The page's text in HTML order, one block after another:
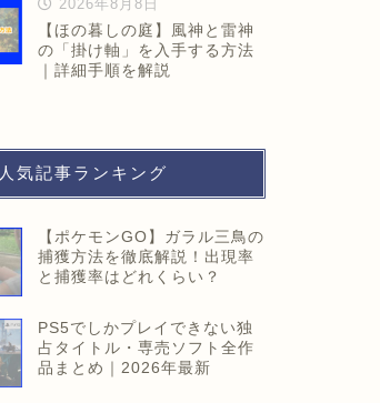
2026年8月8日
【ほの暮しの庭】風神と雷神
の「掛け軸」を入手する方法
｜詳細手順を解説
人気記事ランキング
【ポケモンGO】ガラル三鳥の
捕獲方法を徹底解説！出現率
と捕獲率はどれくらい？
PS5でしかプレイできない独
占タイトル・専売ソフト全作
品まとめ｜2026年最新